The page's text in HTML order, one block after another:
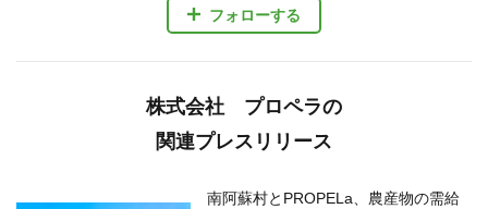
フォローする
株式会社 プロペラの
関連プレスリリース
南阿蘇村とPROPELa、農産物の需給